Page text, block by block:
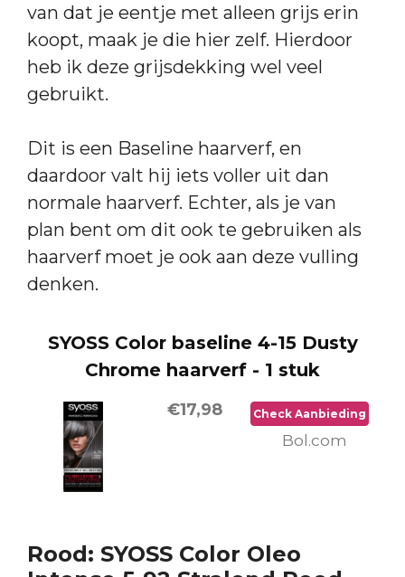
van dat je eentje met alleen grijs erin
koopt, maak je die hier zelf. Hierdoor
heb ik deze grijsdekking wel veel
gebruikt.
Dit is een Baseline haarverf, en
daardoor valt hij iets voller uit dan
normale haarverf. Echter, als je van
plan bent om dit ook te gebruiken als
haarverf moet je ook aan deze vulling
denken.
SYOSS Color baseline 4-15 Dusty
Chrome haarverf - 1 stuk
€17,98 Check Aanbieding
Bol.com
Rood: SYOSS Color Oleo